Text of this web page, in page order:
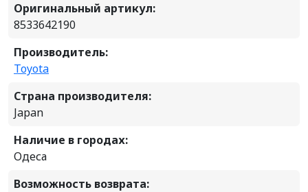
Оригинальный артикул:
8533642190
Производитель:
Toyota
Страна производителя:
Japan
Наличие в городах:
Одеса
Возможность возврата: